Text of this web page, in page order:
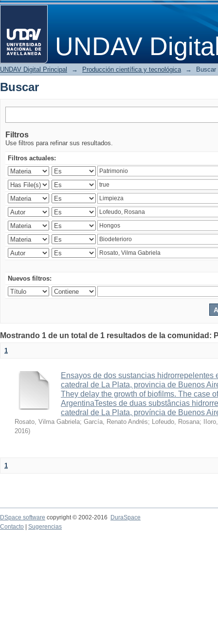
UNDAV
Buscar
UNDAV Digital Principal → Producción científica y tecnológica → Buscar
Buscar
Filtros
Use filtros para refinar sus resultados.
Filtros actuales:
Nuevos filtros:
Mostrando 1 de un total de 1 resultados de la
1
Ensayos de dos sustancias
catedral de La Plata, provincia de Buenos
They delay the growth of biofilms. The case
ArgentinaTestes de duas substâncias
catedral de La Plata, província de Buenos
Rosato, Vilma Gabriela; García, Renato Andrés; Lofeudo, Rosana;
2016)
1
DSpace software copyright © 2002-2016
DuraSpace
Contacto
Sugerencias